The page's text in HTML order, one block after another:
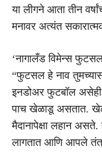
या लीगने आता तीन
मनावर अत्यंत
‘नागालँड विमेन्स
“फुटसल हे नाव
इनडोअर फुटबॉल
पाच खेळाडू असतात.
मैदानापेक्षा लहान
लागतात आणि आपले